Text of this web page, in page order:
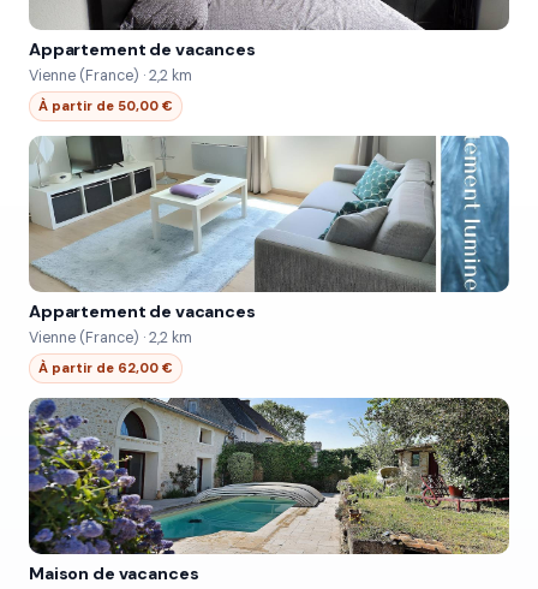
Appartement de vacances
Vienne (France) · 2,2 km
À partir de 50,00 €
Appartement de vacances
Vienne (France) · 2,2 km
À partir de 62,00 €
Maison de vacances